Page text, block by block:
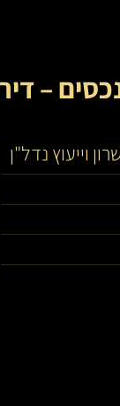
–
וייעוץ נדל"ן